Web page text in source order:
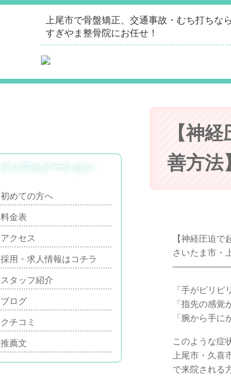
上尾市で骨盤矯正、交通事故・むち打ちなら
すぎやま整骨院にお任せ！
【神
善方法】
【神経圧迫で
さいたま市・
「手がピリピ
「指先の感覚
「腕から手に
このような症
上尾市・久
で来院される
インフォメーション
初めての方へ
料金表
アクセス
採用・求人情報はコチラ
スタッフ紹介
ブログ
クチコミ
推薦文